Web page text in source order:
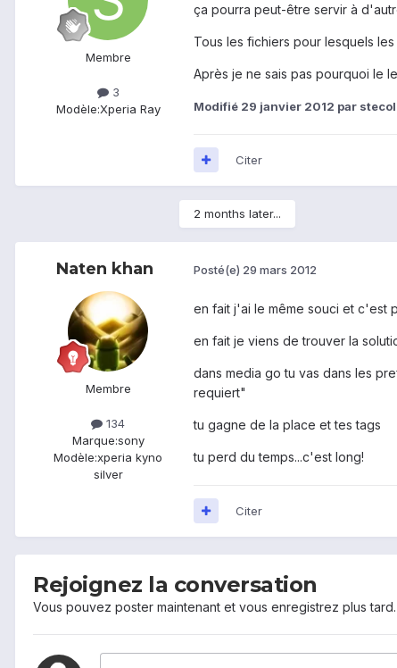
Membre
3
Modèle:Xperia Ray
ça pourra peut-être servir à
Tous les fichiers pour lesquels
Après je ne sais pas pourquoi le
Modifié 29 janvier 2012 par stecol
Citer
2 months later...
Naten khan
Membre
134
Marque:sony
Modèle:xperia kyno
silver
Posté(e) 29 mars 2012
en fait j'ai le même souci et c'est
en fait je viens de trouver la
dans media go tu vas dans les
requiert"
tu gagne de la place et tes tags
tu perd du temps...c'est long!
Citer
Rejoignez la conversation
Vous pouvez poster maintenant et vous enregistrez plus